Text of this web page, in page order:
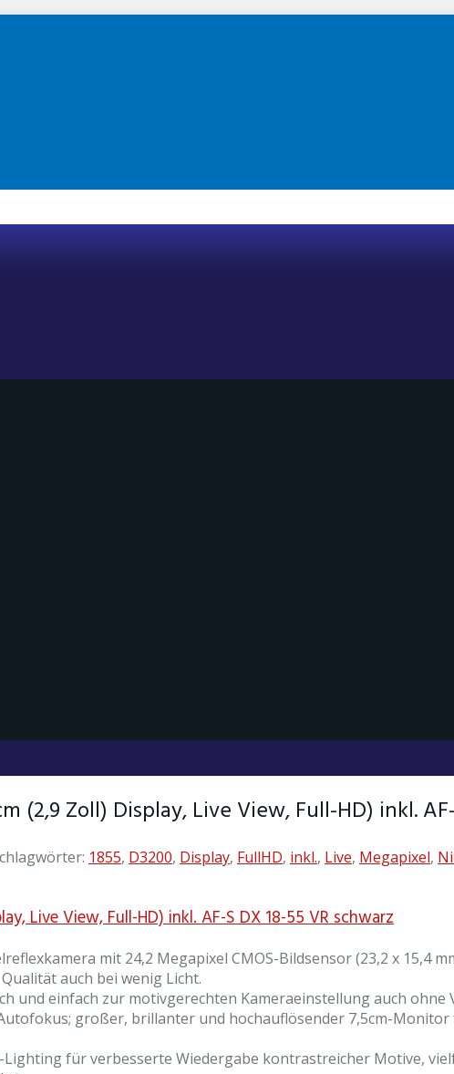
(2,9 Zoll) Display, Live View, Full-HD) inkl.
1855, D3200, Display, FullHD, inkl., Live, Megapixel,
Live View, Full-HD) inkl. AF-S DX 18-55 VR schwarz
mit 24,2 Megapixel CMOS-Bildsensor (23,2 x 15,4
auch bei wenig Licht.
und einfach zur motivgerechten Kameraeinstellung auch ohne
großer, brillanter und hochauflösender 7,5cm-
Lighting für verbesserte Wiedergabe kontrastreicher Motive,